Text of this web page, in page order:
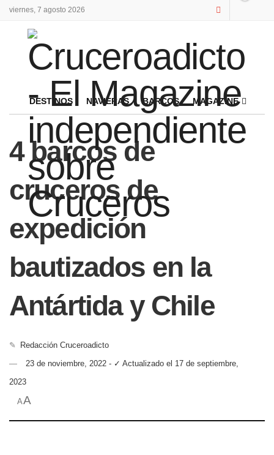
viernes, 7 agosto 2026
DESTINOS NAVIERAS BARCOS MAGAZINE
4 barcos de
cruceros de
expedición
bautizados en la
Antártida y Chile
✎
Redacción Cruceroadicto
23 de noviembre, 2022 - ✓ Actualizado el 17 de septiembre,
2023
AA